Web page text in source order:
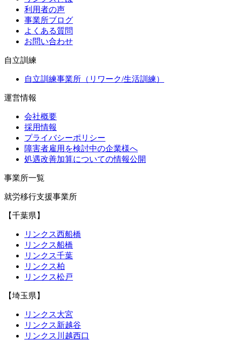
利用者の声
事業所ブログ
よくある質問
お問い合わせ
自立訓練
自立訓練事業所（リワーク/生活訓練）
運営情報
会社概要
採用情報
プライバシーポリシー
障害者雇用を検討中の企業様へ
処遇改善加算についての情報公開
事業所一覧
就労移行支援事業所
【千葉県】
リンクス西船橋
リンクス船橋
リンクス千葉
リンクス柏
リンクス松戸
【埼玉県】
リンクス大宮
リンクス新越谷
リンクス川越西口